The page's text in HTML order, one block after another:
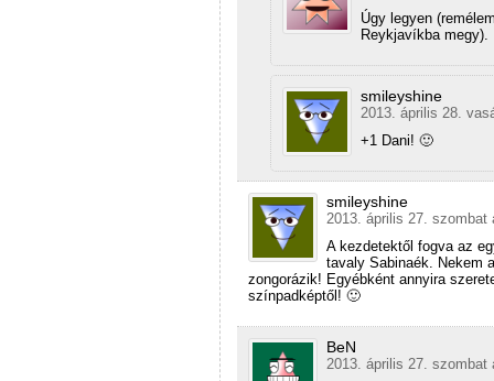
Úgy legyen
Reykjavíkba megy).
smileyshine
2013. április 28.
+1 Dani! 🙂
smileyshine
2013. április 27. szombat
A kezdetektől fogva az
tavaly Sabinaék. Nekem
zongorázik! Egyébként annyira
színpadképtől! 🙂
BeN
2013. április 27. szombat